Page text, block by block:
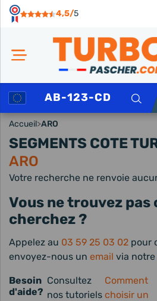
4,5/5
Rechercher
Accueil>ARO
SEGMENTS COTE
ARO
Votre recherche ne renvoie
Vous ne trouvez pas
cherchez ?
Appelez au 03 59 25 03 02 pour
envoyez-nous un email via notre
Besoin
d'aide?
Consultez
nos tutoriels
Comment
choisir un
Panneau de gestion des cookies